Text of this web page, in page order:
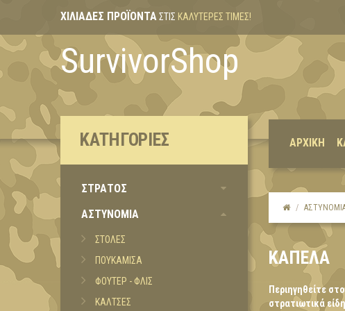
ΧΙΛΙΆΔΕΣ ΠΡΟΪΌΝΤΑΣΤΙΣ ΚΑΛΎΤΕΡΕΣ ΤΙΜΈΣ!
SurvivorShop
ΑΡΧΙΚΉ
ΚΑΤΗΓΟΡΊΕΣ
ΣΤΡΑΤΟΣ
ΑΣΤΥΝΟΜΙΑ
ΣΤΟΛΕΣ
ΠΟΥΚΑΜΙΣΑ
ΦΟΥΤΕΡ - ΦΛΙΣ
ΚΑΛΤΣΕΣ
ΚΑΠΕΛΑ
Περιηγηθείτε
στρατιωτικά